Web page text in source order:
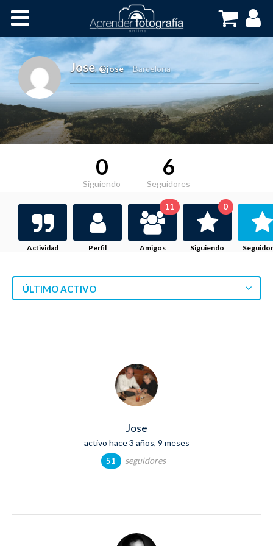
Cursos OnLine
Jose, @jose Barcelona
0
Siguiendo
6
Seguidores
Actividad Perfil Amigos
11
Siguiendo
0
ÚLTIMO ACTIVO
Jose
activo hace 3 años, 9 meses
51 seguidores